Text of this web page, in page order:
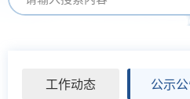
工作动态 公示